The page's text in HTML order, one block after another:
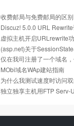
收费邮局与免费邮局的区别
Discuz! 5.0.0 URL
虚拟主机开启URLrewrite
(asp.net)关于
仅在我司注册了一个域名
MObi域名WAp建站指南
为什么我测试速度时访问
独立独享主机用FTP Serv-